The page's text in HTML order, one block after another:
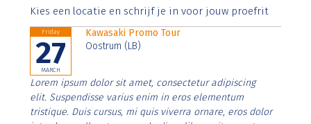
Aenean faucibus nibh et justo cursus id rutrum lorem
Kies een locatie en schrijf je in voor jouw proefrit
Friday
27
MARCH
Kawasaki Promo Tour
Oostrum (LB)
Lorem ipsum dolor sit amet, consectetur adipiscing
elit. Suspendisse varius enim in eros elementum
tristique. Duis cursus, mi quis viverra ornare, eros dolor